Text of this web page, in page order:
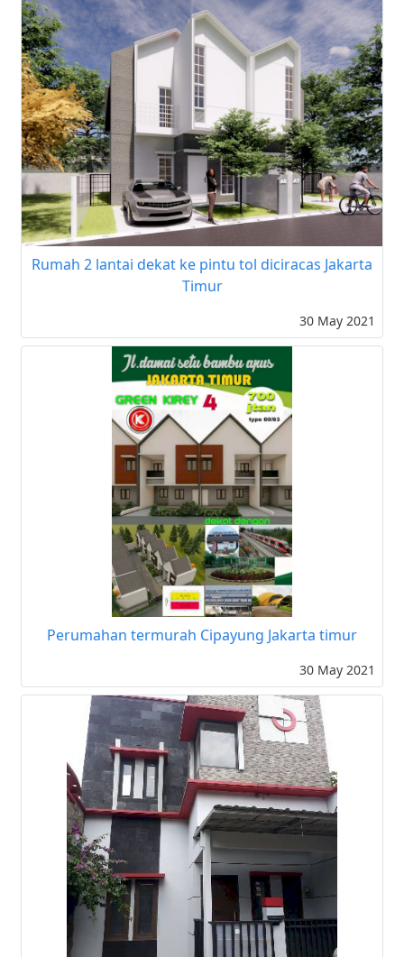
Rumah 2 lantai dekat ke pintu tol diciracas Jakarta
Timur
30 May 2021
Perumahan termurah Cipayung Jakarta timur
30 May 2021